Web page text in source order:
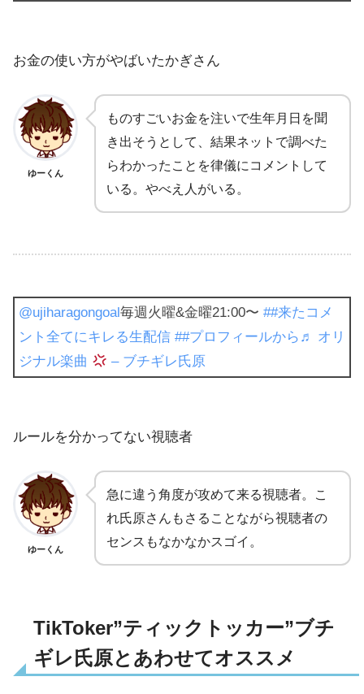
お金の使い方がやばいたかぎさん
ゆーくん
ものすごいお金を注いで生年月日を聞
き出そうとして、結果ネットで調べた
らわかったことを律儀にコメントして
いる。やべえ人がいる。
@ujiharagongoal毎週火曜&金曜21:00〜 ##来たコメ
ント全てにキレる生配信 ##プロフィールから ♬ オリ
ジナル楽曲
– ブチギレ氏原
ルールを分かってない視聴者
ゆーくん
急に違う角度が攻めて来る視聴者。こ
れ氏原さんもさることながら視聴者の
センスもなかなかスゴイ。
TikToker”ティックトッカー”ブチ
ギレ氏原とあわせてオススメ